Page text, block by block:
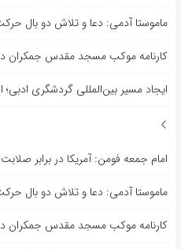
ماموستا آدمی: دعا و تلاش دو بال
کارنامه موکب مسجد مقدس جمکران در اربعین/۵۰ هزار
ایجاد مسیر بین‌المللی گردشگری ادبی؛
امام جمعه فومن: آمریکا در برابر
ماموستا آدمی: دعا و تلاش دو بال
کارنامه موکب مسجد مقدس جمکران در اربعین/۵۰ هزار